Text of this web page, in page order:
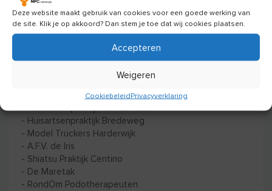
Deze website maakt gebruik van cookies voor een goede werking van
de site. Klik je op akkoord? Dan stem je toe dat wij cookies plaatsen.
Accepteren
Weigeren
CookiebeleidPrivacyverklaring
van harpdocente Ilse Lassche, Mates4Ever en Swinging
Harderwijk. Daarnaast kun je kennis maken de
verschillende organisaties uit de Roef.
Wijkvereniging Stadsdennen & Frankrijk
- Financieel Trefpunt
-Huisartsenpraktijk van der Hulst
- Huisartsenpraktijk Bredeweg
- Model Truckers Harderwijk
- A.F.V. de Iris
- Shiatsu Praktijk Centino
- De Maretak
- RondOm Podotherapeuten